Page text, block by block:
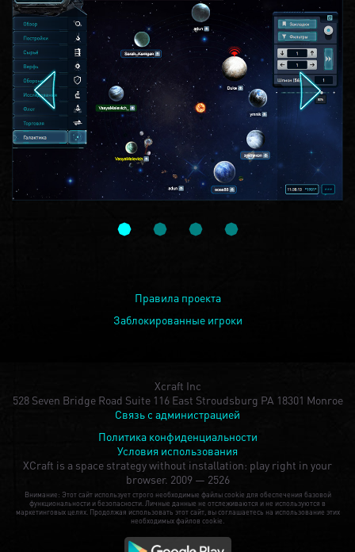
Правила проекта
Заблокированные игроки
Xcraft Inc
528 Seven Bridge Road Suite 116 East Stroudsburg PA 18301 Monroe
Связь с администрацией
Политика конфиденциальности
Условия использования
XCraft is a space strategy without installation: play right in your
browser. 2009 — 2526
Внимание: Этот сайт использует строго необходимые файлы cookie для обеспечения базовой
функциональности и безопасности. Личные данные не отслеживаются и не используются в
маркетинговых целях. Продолжая использовать этот сайт, вы соглашаетесь на использование этих
необходимых файлов cookie.